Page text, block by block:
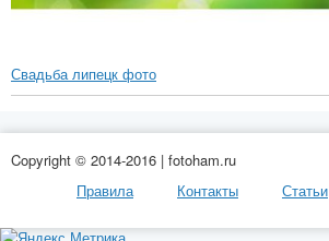
Свадьба липецк фото
Copyright © 2014-2016 | fotoham.ru
Правила
Контакты Статьи